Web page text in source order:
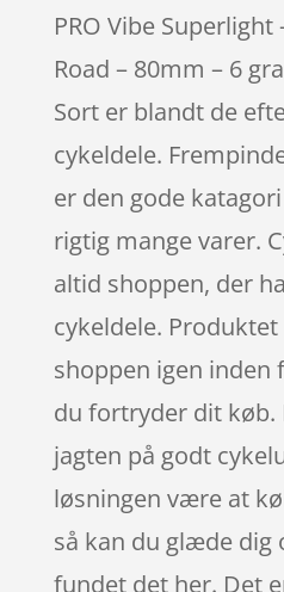
PRO Vibe
Road – 80mm – 6
Sort er blandt de
cykeldele.
er den gode
rigtig mange varer.
altid shoppen, der
cykeldele.
shoppen igen inden
du fortryder dit køb.
jagten på godt
løsningen være at
så kan du glæde dig
fundet det her. Det